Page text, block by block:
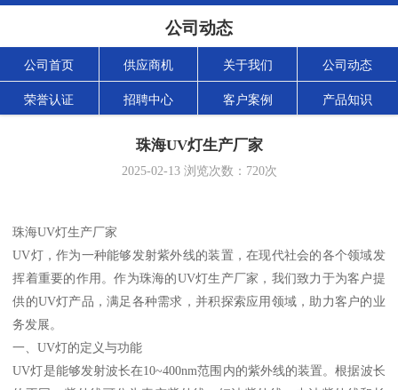
公司动态
公司首页 供应商机 关于我们 公司动态
荣誉认证 招聘中心 客户案例 产品知识
珠海UV灯生产厂家
2025-02-13浏览次数： 720次
珠海UV灯生产厂家
UV灯，作为一种能够发射紫外线的装置，在现代社会的各个领域发
挥着重要的作用。作为珠海的UV灯生产厂家，我们致力于为客户提
供的UV灯产品，满足各种需求，并积探索应用领域，助力客户的业
务发展。
一、UV灯的定义与功能
UV灯是能够发射波长在10~400nm范围内的紫外线的装置。根据波长